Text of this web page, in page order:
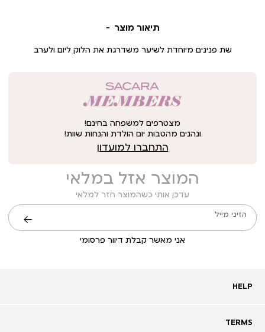
תיאור מוצר
שת פנינים מיוחדת לשיער משדרגת את הלוק ליום ולערב
מצטרפים למשפחה בחינם!
ונהנים מהטבות יום הולדת והנחות שוות!
התחברו למועדון
המוצר אזל במלאי
עדכן אותי כשהמוצר חזר למלאי
הזיני מייל
אני מאשר קבלת דיוור פרסומי
שליחה
HELP
HELP
שאלות ותשובות
TERMS
TERMS